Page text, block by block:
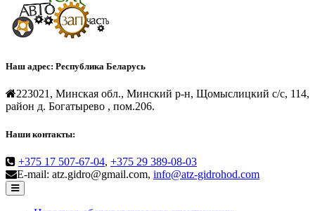
Наш адрес: Республика Беларусь
223021, Минская обл., Минский р-н, Щомыслицкий с/с, 114,
район д. Богатырево , пом.206.
Наши контакты:
+375 17 507-67-04, +375 29 389-08-03
E-mail: atz.gidro@gmail.com, info@atz-gidrohod.com